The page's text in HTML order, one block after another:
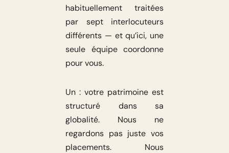
habituellement traitées
par sept interlocuteurs
différents — et qu’ici, une
seule équipe coordonne
pour vous.
Un : votre patrimoine est
structuré dans sa
globalité. Nous ne
regardons pas juste vos
placements. Nous